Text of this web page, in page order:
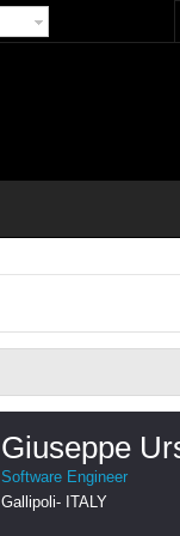
Giuseppe
Software Engineer
Gallipoli- ITALY